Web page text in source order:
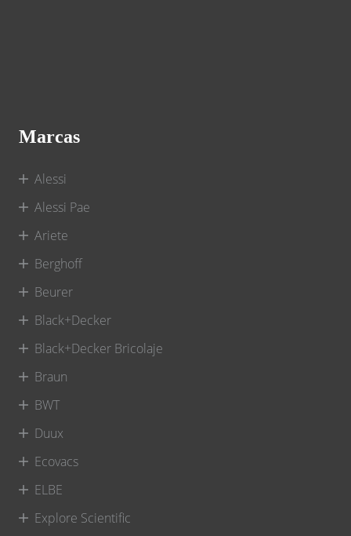
Marcas
Alessi
Alessi Pae
Ariete
Berghoff
Beurer
Black+Decker
Black+Decker Bricolaje
Braun
BWT
Duux
Ecovacs
ELBE
Explore Scientific